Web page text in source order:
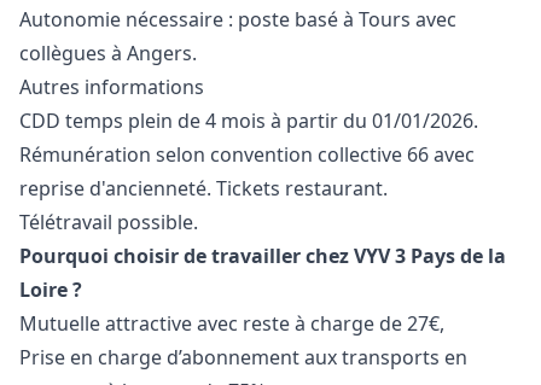
Autonomie nécessaire : poste basé à Tours avec
collègues à Angers.
Autres informations
CDD temps plein de 4 mois à partir du 01/01/2026.
Rémunération selon convention collective 66 avec
reprise d'ancienneté. Tickets restaurant.
Télétravail possible.
Pourquoi choisir de travailler chez VYV 3 Pays de la
Loire ?
Mutuelle attractive avec reste à charge de 27€,
Prise en charge d’abonnement aux transports en